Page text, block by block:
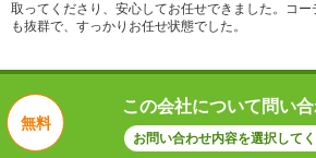
取ってくださり、安心してお任せできました。コ
も抜群で、すっかりお任せ状態でした。
無料
この会社について問い
お問い合わせ内容を選択して